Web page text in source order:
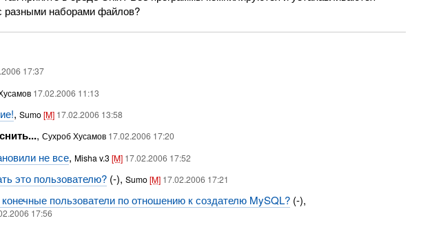
разными наборами файлов?
17:37
17.02.2006 11:13
,Sumo[M] 17.02.2006 13:58
, Сухроб Хусамов 17.02.2006 17:20
не все, Misha v.3[M] 17.02.2006 17:52
это пользователю? (-),Sumo[M] 17.02.2006 17:21
пользователи по отношению к создателю MySQL? (-),
17:56